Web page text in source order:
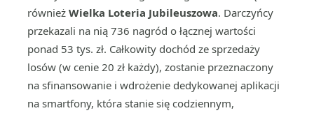
również Wielka Loteria Jubileuszowa. Darczyńcy
przekazali na nią 736 nagród o łącznej wartości
ponad 53 tys. zł. Całkowity dochód ze sprzedaży
losów (w cenie 20 zł każdy), zostanie przeznaczony
na sfinansowanie i wdrożenie dedykowanej aplikacji
na smartfony, która stanie się codziennym,